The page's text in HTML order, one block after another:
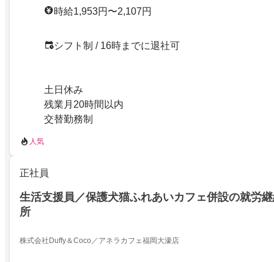
時給1,953円〜2,107円
シフト制 / 16時までに退社可
土日休み
残業月20時間以内
交替勤務制
人気
正社員
生活支援員／保護犬猫ふれあいカフェ併設の就労
所
株式会社Duffy＆Coco／アネラカフェ福岡大濠店